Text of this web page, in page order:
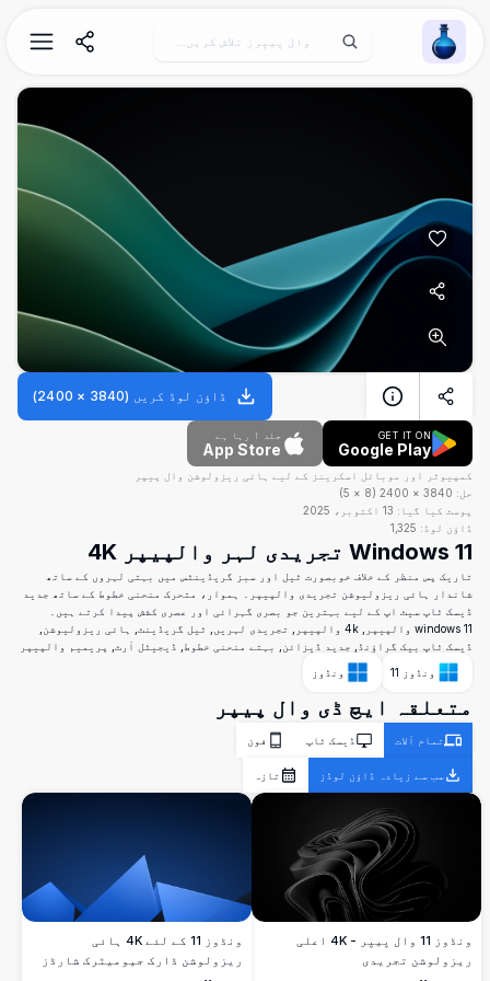
Wallpaper Alchemy
ڈاؤن لوڈ کریں (
3840
×
2400
)
GET IT ON
Google Play
جلد آ رہا ہے
App Store
کمپیوٹر اور موبائل اسکرینز کے لیے ہائی ریزولوشن وال پیپر
حل: 3840
×
2400
(
8
×
5
)
پوسٹ کیا گیا: 13 اکتوبر، 2025
ڈاؤن لوڈ: 1,325
Windows 11 تجریدی لہر والپیپر 4K
تاریک پس منظر کے خلاف خوبصورت ٹیل اور سبز گریڈینٹس میں بہتی لہروں کے ساتھ
شاندار ہائی ریزولیوشن تجریدی والپیپر۔ ہموار، متحرک منحنی خطوط کے ساتھ جدید
ڈیسک ٹاپ سیٹ اپ کے لیے بہترین جو بصری گہرائی اور عصری کشش پیدا کرتے ہیں۔
windows 11 والپیپر, 4k والپیپر, تجریدی لہریں, ٹیل گریڈینٹ, ہائی ریزولیوشن,
ڈیسک ٹاپ بیک گراؤنڈ, جدید ڈیزائن, بہتے منحنی خطوط, ڈیجیٹل آرٹ, پریمیم والپیپر
ونڈوز 11
ونڈوز
متعلقہ ایچ ڈی وال پیپر
تمام آلات ڈیسک ٹاپ فون
سب سے زیادہ ڈاؤن لوڈز تازہ
ونڈوز 11 وال پیپر - 4K اعلی
ریزولوشن تجریدی
ونڈوز 11 کے لئے 4K ہائی
ریزولوشن ڈارک جیومیٹرک شارڈز